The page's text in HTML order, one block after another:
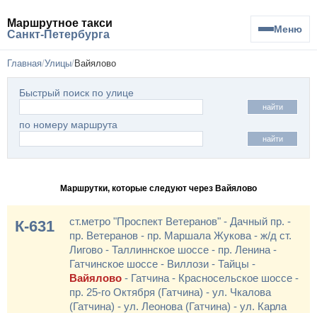
Маршрутное такси
Санкт-Петербурга
Меню
Главная Улицы Вайялово
Быстрый поиск по улице
найти
по номеру маршрута
найти
Маршрутки, которые следуют через Вайялово
К-631
ст.метро "Проспект Ветеранов" - Дачный пр. -
пр. Ветеранов - пр. Маршала Жукова - ж/д ст.
Лигово - Таллиннское шоссе - пр. Ленина -
Гатчинское шоссе - Виллози - Тайцы -
Вайялово - Гатчина - Красносельское шоссе -
пр. 25-го Октября (Гатчина) - ул. Чкалова
(Гатчина) - ул. Леонова (Гатчина) - ул. Карла